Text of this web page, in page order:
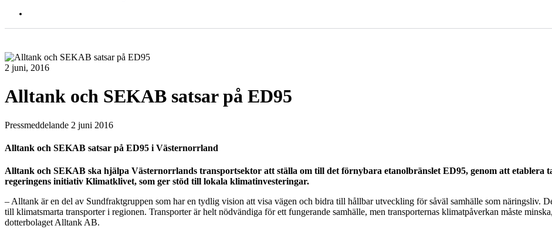
2 juni, 2016
Alltank och SEKAB satsar på ED95
Pressmeddelande 2 juni 2016
Alltank och SEKAB satsar på ED95 i Västernorrland
Alltank och SEKAB ska hjälpa Västernorrlands transportsektor att ställa om till det förnybara etanolbränslet ED95, genom att etablera
regeringens initiativ Klimatklivet, som ger stöd till lokala klimatinvesteringar.
– Alltank är en del av Sundfraktgruppen som har en tydlig vision att visa vägen och bidra till hållbar utveckling för såväl samhälle som näringsliv.
till klimatsmarta transporter i regionen. Transporter är helt nödvändiga för ett fungerande samhälle, men transporternas klimatpåverkan måste
dotterbolaget Alltank AB.